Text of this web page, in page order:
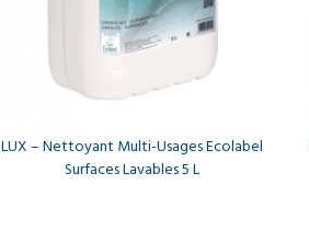
LUX – Nettoyant Multi-Usages Ecolabel
Surfaces Lavables 5 L